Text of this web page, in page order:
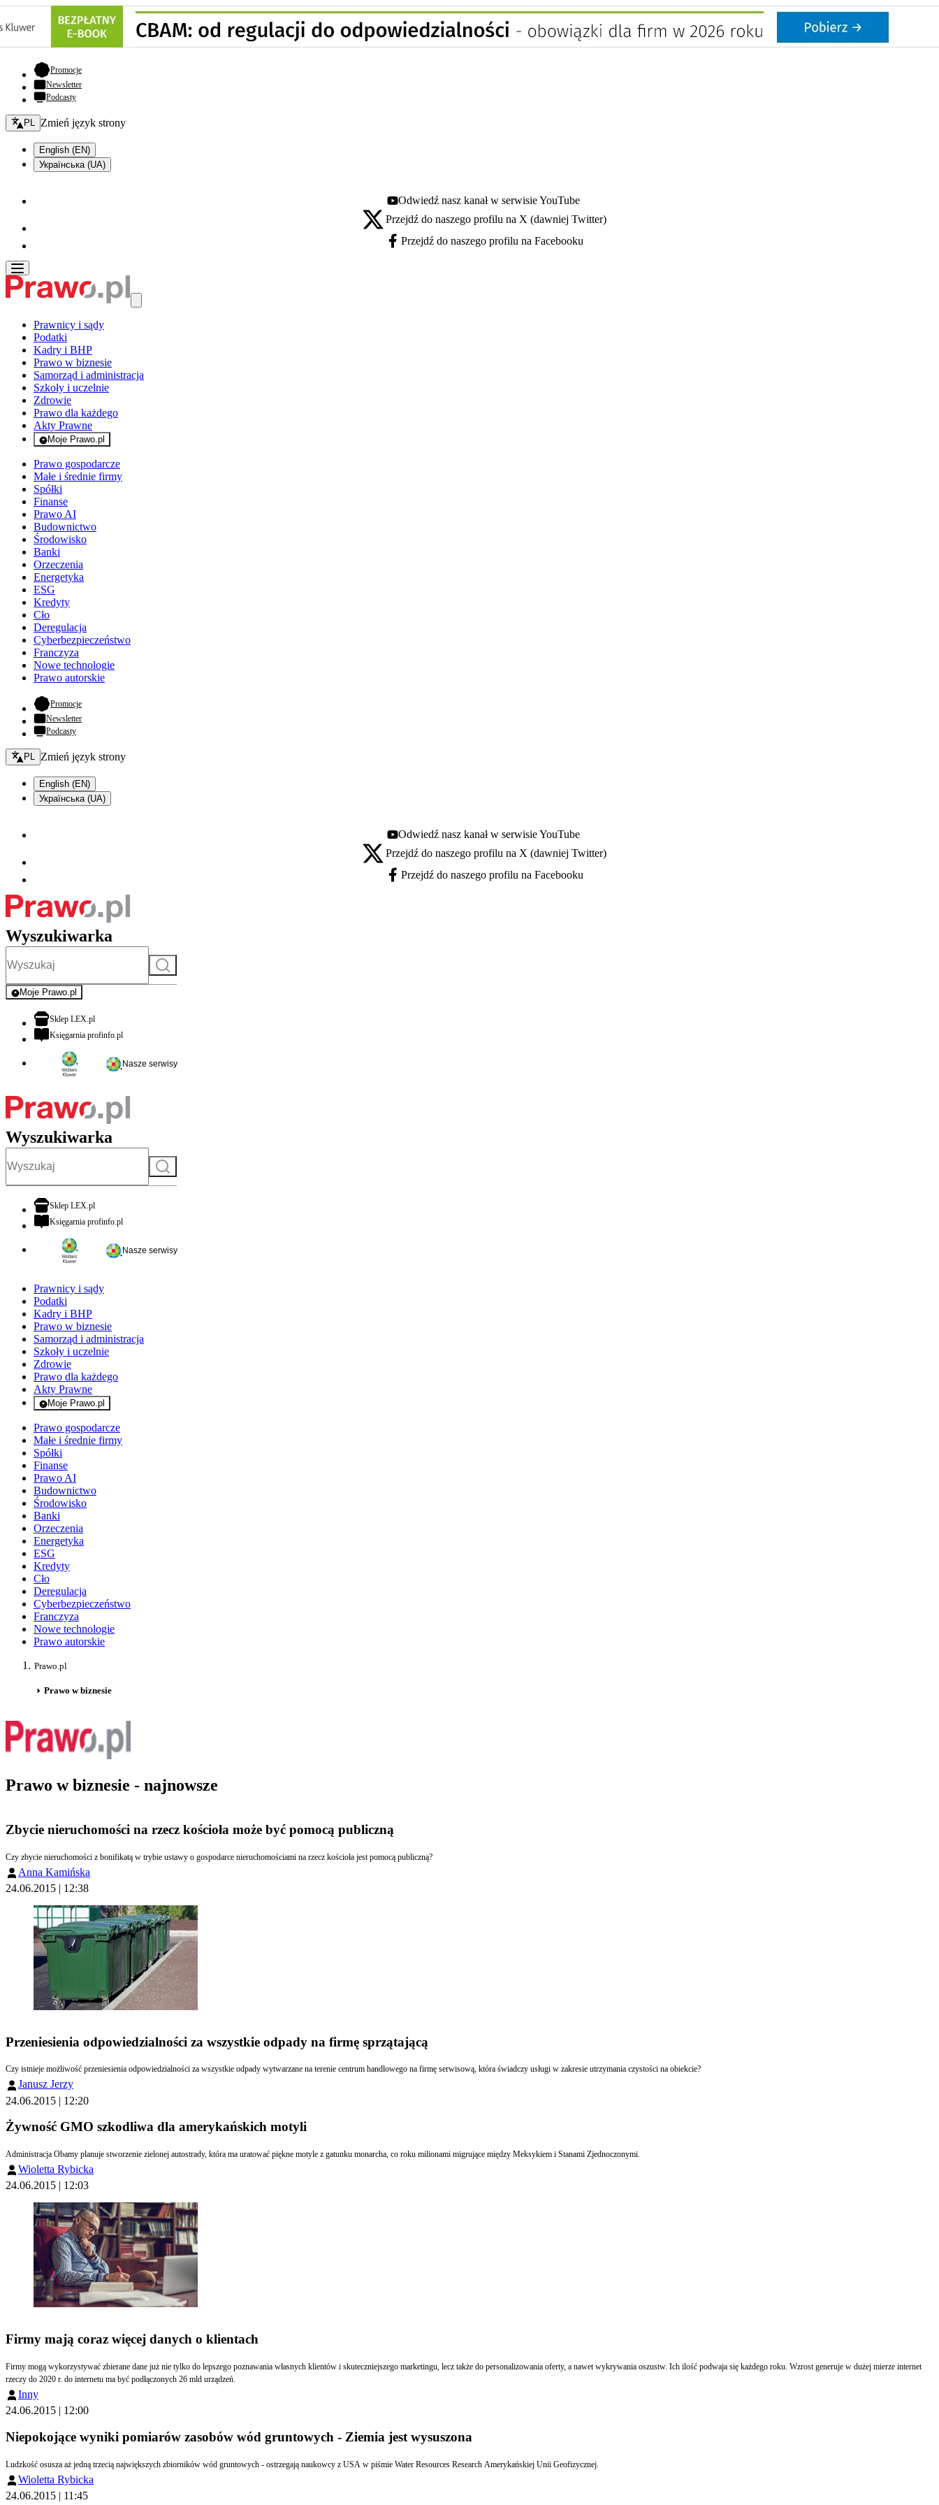
Promocje- otwiera się w nowej karcie
Newsletter
Podcasty
Zmień język - bieżący:
PL Zmień język strony
English (EN)
Українська (UA)
Youtube - otwiera się w nowej karcie
Odwiedź nasz kanał w serwisie YouTube
X - otwiera się w nowej karcie
Przejdź do naszego profilu na X (dawniej Twitter)
Facebook - otwiera się w nowej karcie
Przejdź do naszego profilu na Facebooku
Prawnicy i sądy
Podatki
Kadry i BHP
Prawo w biznesie
Samorząd i administracja
Szkoły i uczelnie
Zdrowie
Prawo dla każdego
Akty Prawne
Moje Prawo.pl
- rejestracja i logowanie do serwisu
Prawo gospodarcze
Małe i średnie firmy
Spółki
Finanse
Prawo AI
Budownictwo
Środowisko
Banki
Orzeczenia
Energetyka
ESG
Kredyty
Cło
Deregulacja
Cyberbezpieczeństwo
Franczyza
Nowe technologie
Prawo autorskie
Promocje- otwiera się w nowej karcie
Newsletter
Podcasty
Zmień język - bieżący:
PL Zmień język strony
English (EN)
Українська (UA)
Youtube - otwiera się w nowej karcie
Odwiedź nasz kanał w serwisie YouTube
X - otwiera się w nowej karcie
Przejdź do naszego profilu na X (dawniej Twitter)
Facebook - otwiera się w nowej karcie
Przejdź do naszego profilu na Facebooku
Wyszukiwarka
Szukaj
Moje Prawo.pl
- rejestracja i logowanie do serwisu
Sklep LEX.plotwiera się w nowej karcie
Księgarnia profinfo.plotwiera się w nowej karcie
Nasze serwisy
Wyszukiwarka
Szukaj
Sklep LEX.plotwiera się w nowej karcie
Księgarnia profinfo.plotwiera się w nowej karcie
Nasze serwisy
Prawnicy i sądy
Podatki
Kadry i BHP
Prawo w biznesie
Samorząd i administracja
Szkoły i uczelnie
Zdrowie
Prawo dla każdego
Akty Prawne
Moje Prawo.pl
- rejestracja i logowanie do serwisu
Prawo gospodarcze
Małe i średnie firmy
Spółki
Finanse
Prawo AI
Budownictwo
Środowisko
Banki
Orzeczenia
Energetyka
ESG
Kredyty
Cło
Deregulacja
Cyberbezpieczeństwo
Franczyza
Nowe technologie
Prawo autorskie
Prawo.pl
Prawo w biznesie
Prawo w biznesie - najnowsze
Zbycie nieruchomości na rzecz kościoła może być pomocą publiczną
Czy zbycie nieruchomości z bonifikatą w trybie ustawy o gospodarce nieruchomościami na rzecz kościoła jest pomocą publiczną?
Anna Kamińska
24.06.2015 | 12:38
Przeniesienia odpowiedzialności za wszystkie odpady na firmę sprzątającą
Czy istnieje możliwość przeniesienia odpowiedzialności za wszystkie odpady wytwarzane na terenie centrum handlowego na firmę serwisową, która świadczy usługi w zakresie utrzymania czystości na obiekcie?
Janusz Jerzy
24.06.2015 | 12:20
Żywność GMO szkodliwa dla amerykańskich motyli
Administracja Obamy planuje stworzenie zielonej autostrady, która ma uratować piękne motyle z gatunku monarcha, co roku milionami migrujące między Meksykiem i Stanami Zjednoczonymi.
Wioletta Rybicka
24.06.2015 | 12:03
Firmy mają coraz więcej danych o klientach
Firmy mogą wykorzystywać zbierane dane już nie tylko do lepszego poznawania własnych klientów i skuteczniejszego marketingu, lecz także do personalizowania oferty, a nawet wykrywania oszustw. Ich ilość podwaja się każdego roku. Wzrost generuje w dużej mierze internet
rzeczy do 2020 r. do internetu ma być podłączonych 26 mld urządzeń.
Inny
24.06.2015 | 12:00
Niepokojące wyniki pomiarów zasobów wód gruntowych - Ziemia jest wysuszona
Ludzkość osusza aż jedną trzecią największych zbiorników wód gruntowych - ostrzegają naukowcy z USA w piśmie Water Resources Research Amerykańskiej Unii Geofizycznej.
Wioletta Rybicka
24.06.2015 | 11:45